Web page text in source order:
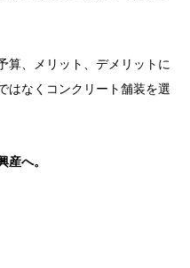
算、メリット、デメリットに
はなくコンクリート舗装を選
へ。